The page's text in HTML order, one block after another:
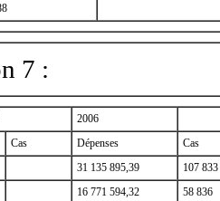
7 :
2006
Cas Dépenses
Cas
31 135 895,39
107 833
16 771 594,32
58 836